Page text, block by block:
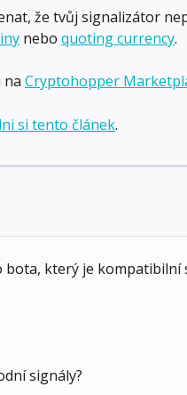
že tvůj signalizátor
nebo quoting currency.
Cryptohopper
si tento článek.
bota, který je kompatibilní
signály?